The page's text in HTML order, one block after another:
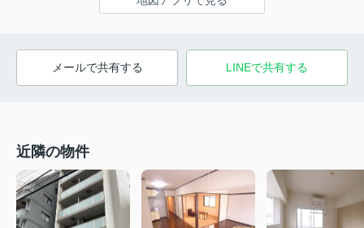
メールで共有する LINEで共有する
近隣の物件